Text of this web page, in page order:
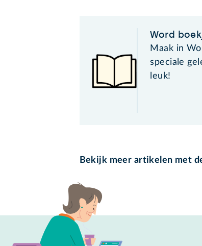
Word
Maak in
speciale
leuk!
Bekijk meer artikelen met